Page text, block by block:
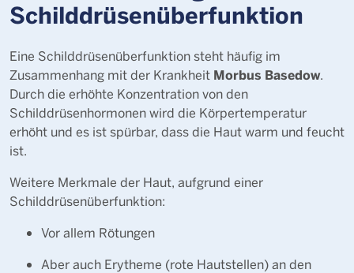
Schilddrüsenüberfunktion
Eine Schilddrüsenüberfunktion steht häufig im
Zusammenhang mit der Krankheit Morbus Basedow.
Durch die erhöhte Konzentration von den
Schilddrüsenhormonen wird die Körpertemperatur
erhöht und es ist spürbar, dass die Haut warm und feucht
ist.
Weitere Merkmale der Haut, aufgrund einer
Schilddrüsenüberfunktion:
Vor allem Rötungen
Aber auch Erytheme (rote Hautstellen) an den